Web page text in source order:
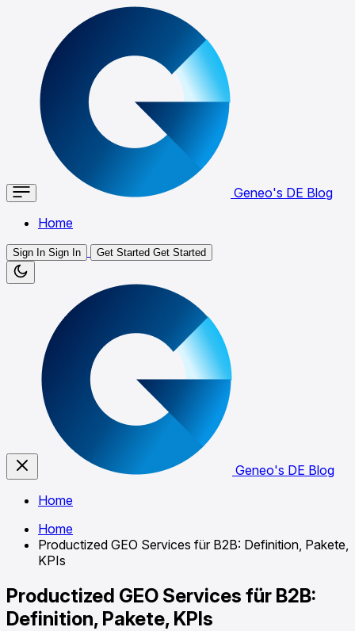
Geneo's DE Blog
Home
Sign In Sign In Get Started Get Started
Geneo's DE Blog
Home
Home
Productized GEO Services für B2B: Definition, Pakete,
KPIs
Productized GEO Services für B2B:
Definition, Pakete, KPIs